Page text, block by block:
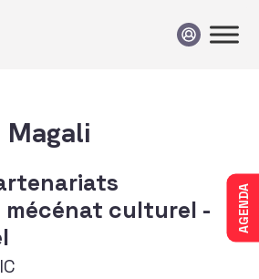
AGENDA
Magali
mécénat culturel -